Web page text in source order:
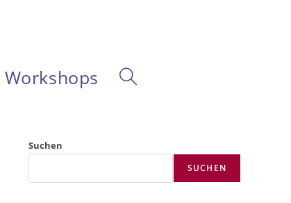
Workshops Website-
umschalten
Suchen
SUCHEN